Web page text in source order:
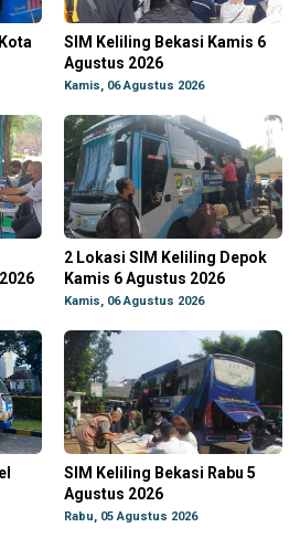
SIM Keliling Bekasi Kamis 6
Agustus 2026
Kamis, 06 Agustus 2026
2 Lokasi SIM Keliling Depok
Kamis 6 Agustus 2026
Kamis, 06 Agustus 2026
SIM Keliling Bekasi Rabu 5
Agustus 2026
Rabu, 05 Agustus 2026